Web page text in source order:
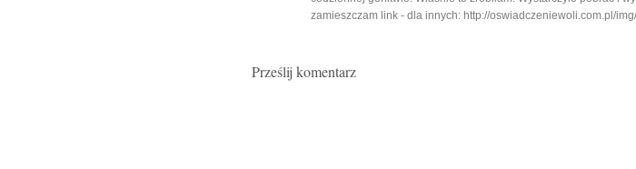
zamieszczam link - dla innych: http://oswiadczeniewoli.com.pl/
Prześlij komentarz